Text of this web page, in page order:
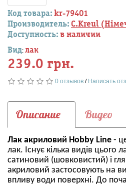
Код товара: kr-79401
Производитель: C.Kreul
Доступность: в наличии
Вид: лак
239.0 грн.
0 отзывов / Написать
Описание Видео
Лак акриловий Hobby Line -
лак. Існує кілька видів цього
сатиновий (шовковистий) і
акриловий застосовують на
впливу води поверхні. До